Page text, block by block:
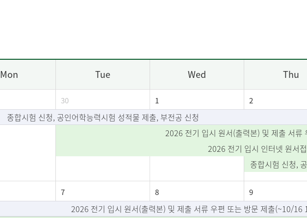
Mon Tue Wed Thu
30 1 2
종합시험 신청, 공인어학능력시험 성적물 제출, 부전공 신청
2026 전기 입시 원서(출력본) 및 제출 서
2026 전기 입시 인터넷 원서
7 8 9
2026 전기 입시 원서(출력본) 및 제출 서류 우편 또는 방문 제출(~10/16